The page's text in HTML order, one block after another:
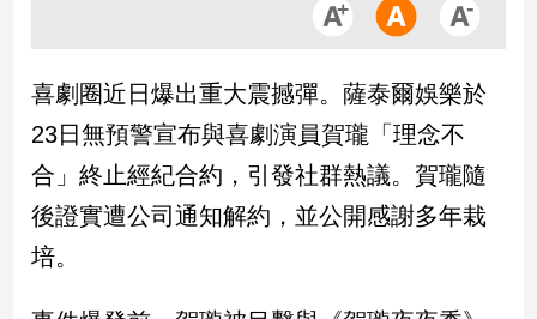
政
治
政
治
焦
品
喜劇圈近日爆出重大震撼彈。薩泰爾娛樂於
23日無預警宣布與喜劇演員賀瓏「理念不
合」終止經紀合約，引發社群熱議。賀瓏隨
後證實遭公司通知解約，並公開感謝多年栽
培。